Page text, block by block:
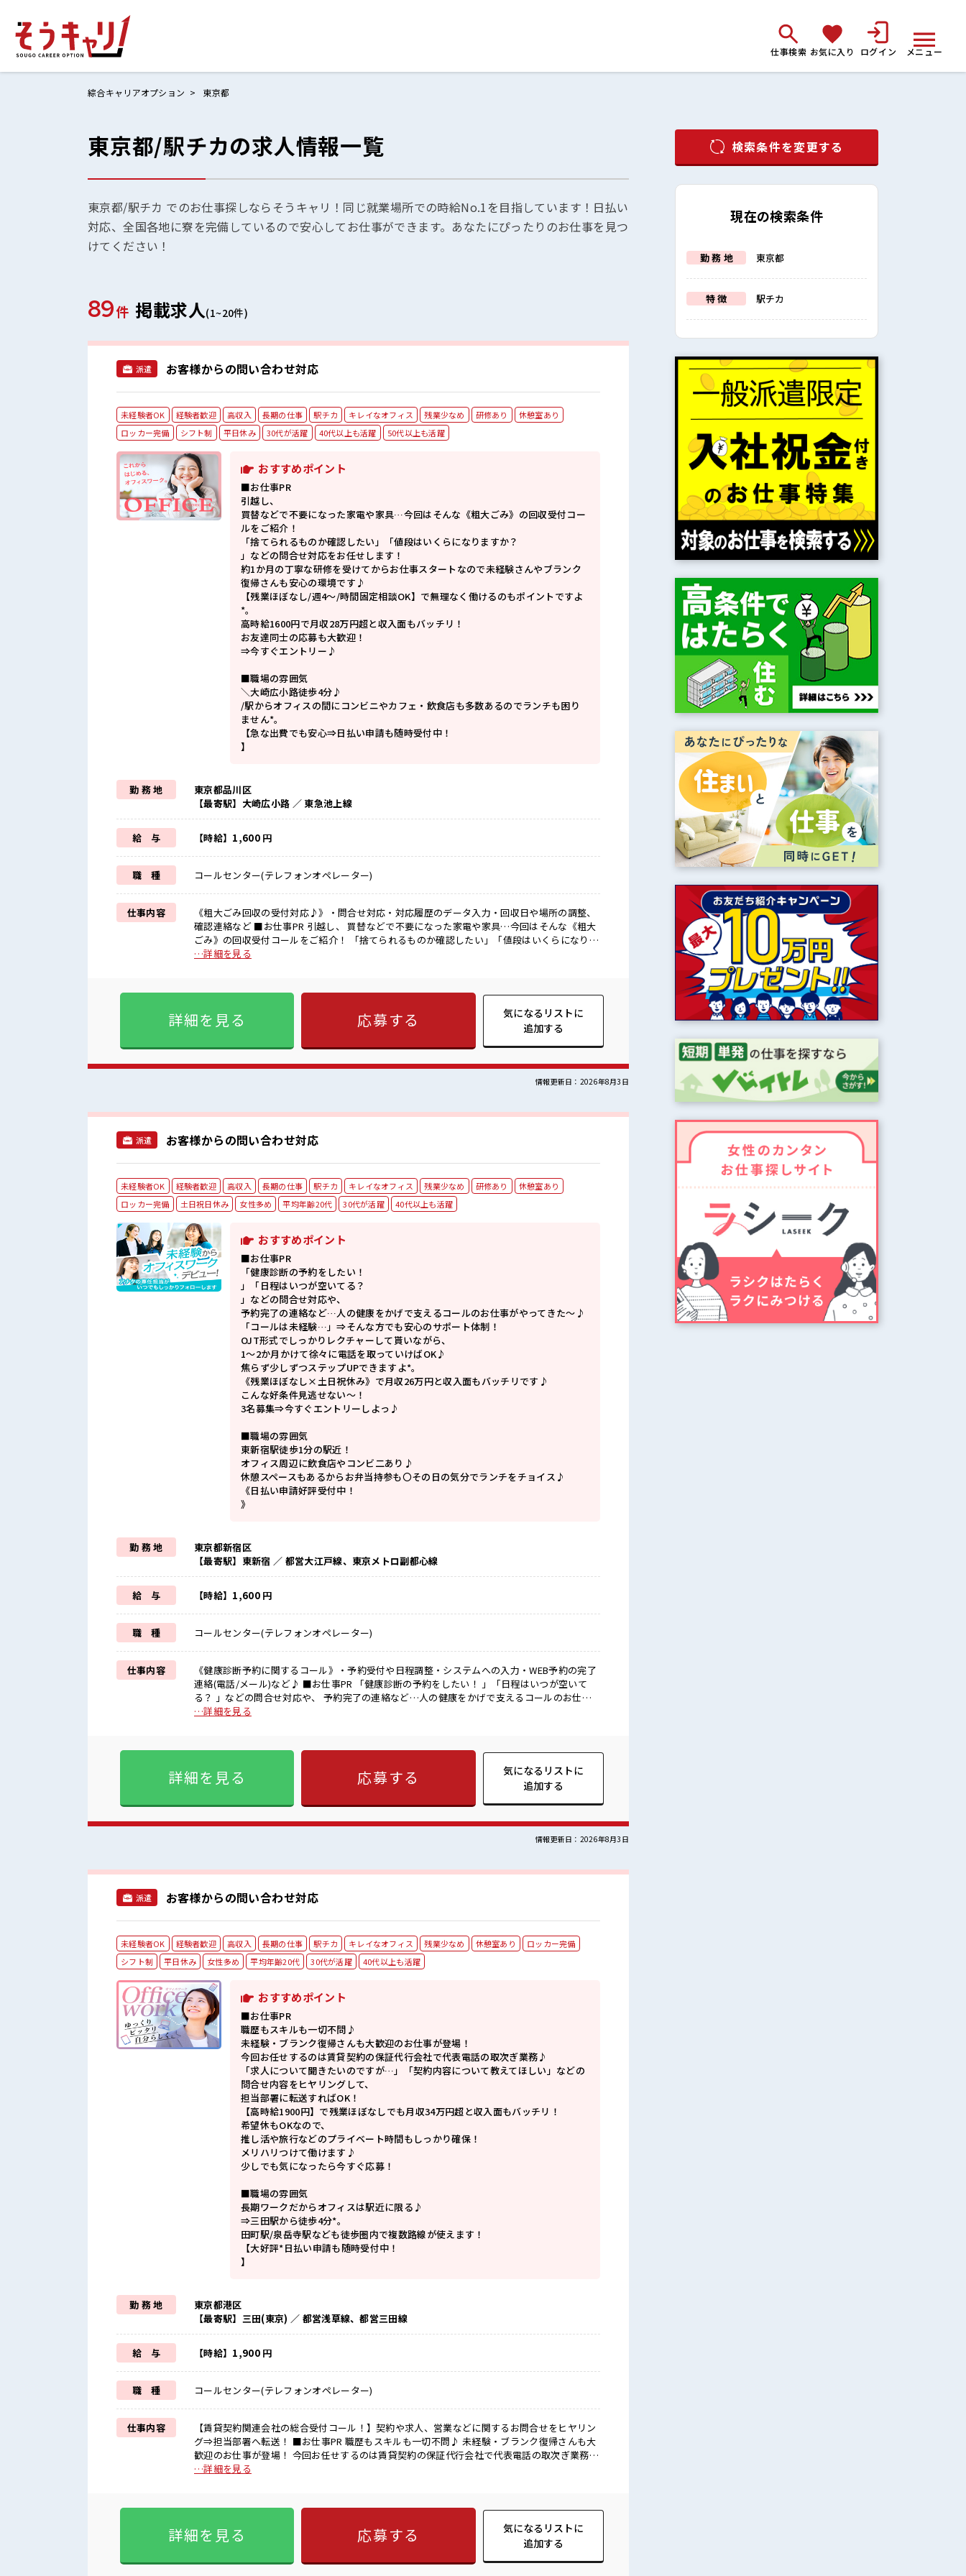
仕事検索 お気に入り ログイン メニュー
ホームにもどる
お気に入りリスト
お問い合わせ
綜合キャリアオプション 東京都
東京都/駅チカの求人情報一覧
東京都/駅チカ でのお仕事探しならそうキャリ！同じ就業場所での時給No.1を目指しています！日払い
対応、全国各地に寮を完備しているので安心してお仕事ができます。あなたにぴったりのお仕事を見つ
けてください！
89件 掲載求人(1~20件)
派遣 お客様からの問い合わせ対応
未経験者OK 経験者歓迎 高収入 長期の仕事 駅チカ キレイなオフィス 残業少なめ 研修あり
休憩室あり
ロッカー完備
シフト制 平日休み 30代が活躍 40代以上も活躍 50代以上も活躍
おすすめポイント
■お仕事PR
引越し、
買替などで不要になった家電や家具…今回はそんな《粗大ごみ》の回収受付コー
ルをご紹介！
「捨てられるものか確認したい」「値段はいくらになりますか？
」などの問合せ対応をお任せします！
約1か月の丁寧な研修を受けてからお仕事スタートなので未経験さんやブランク
復帰さんも安心の環境です♪
【残業ほぼなし/週4～/時間固定相談OK】で無理なく働けるのもポイントですよ
*。
高時給1600円で月収28万円超と収入面もバッチリ！
お友達同士の応募も大歓迎！
⇒今すぐエントリー♪
■職場の雰囲気
＼大崎広小路徒歩4分♪
/駅からオフィスの間にコンビニやカフェ・飲食店も多数あるのでランチも困り
ません*。
【急な出費でも安心⇒日払い申請も随時受付中！
】
勤 務 地
東京都品川区
【最寄駅】大崎広小路 ／ 東急池上線
給 与 【時給】1,600 円
職 種 コールセンター(テレフォンオペレーター)
仕事内容
《粗大ごみ回収の受付対応♪》・問合せ対応・対応履歴のデータ入力・回収日や場所の調整、
確認連絡など ■お仕事PR 引越し、 買替などで不要になった家電や家具…今回はそんな《粗大
ごみ》の回収受付コールをご紹介！ 「捨てられるものか確認したい」「値段はいくらになりま
すか？ 」などの問合せ対応をお任せします！ 約1か月の丁寧な研修を受けてからお仕事スター
バッチリ！ お友達同士の応募も大歓迎！ ⇒今すぐエントリー♪ ■職場の雰囲気 ＼大崎広小路
徒歩4分♪ /駅からオフィスの間にコンビニやカフェ・飲食店も多数あるのでランチも困りませ
ん*。 【急な出費でも安心⇒日払い申請も随時受付中！ 】
…詳細を見る
詳細を見る 応募する
気になるリストに
追加する
情報更新日：2026年8月3日
派遣 お客様からの問い合わせ対応
未経験者OK 経験者歓迎 高収入 長期の仕事 駅チカ キレイなオフィス 残業少なめ 研修あり
休憩室あり
ロッカー完備
土日祝日休み 女性多め 平均年齢20代 30代が活躍 40代以上も活躍
おすすめポイント
■お仕事PR
「健康診断の予約をしたい！
」「日程はいつが空いてる？
」などの問合せ対応や、
予約完了の連絡など…人の健康をかげで支えるコールのお仕事がやってきた～♪
「コールは未経験…」⇒そんな方でも安心のサポート体制！
OJT形式でしっかりレクチャーして貰いながら、
1～2か月かけて徐々に電話を取っていけばOK♪
焦らず少しずつステップUPできますよ*。
《残業ほぼなし×土日祝休み》で月収26万円と収入面もバッチリです♪
こんな好条件見逃せない～！
3名募集⇒今すぐエントリーしよっ♪
■職場の雰囲気
東新宿駅徒歩1分の駅近！
オフィス周辺に飲食店やコンビ二あり♪
休憩スペースもあるからお弁当持参も〇その日の気分でランチをチョイス♪
《日払い申請好評受付中！
》
勤 務 地
東京都新宿区
【最寄駅】東新宿 ／ 都営大江戸線、東京メトロ副都心線
給 与 【時給】1,600 円
職 種 コールセンター(テレフォンオペレーター)
仕事内容
《健康診断予約に関するコール》・予約受付や日程調整・システムへの入力・WEB予約の完了
連絡(電話/メール)など♪ ■お仕事PR 「健康診断の予約をしたい！ 」「日程はいつが空いて
る？ 」などの問合せ対応や、 予約完了の連絡など…人の健康をかげで支えるコールのお仕事
がやってきた～♪ 「コールは未経験…」⇒そんな方でも安心のサポート体制！ OJT形式でしっ
リです♪ こんな好条件見逃せない～！ 3名募集⇒今すぐエントリーしよっ♪ ■職場の雰囲気
東新宿駅徒歩1分の駅近！ オフィス周辺に飲食店やコンビ二あり♪ 休憩スペースもあるからお
弁当持参も〇その日の気分でランチをチョイス♪ 《日払い申請好評受付中！ 》
…詳細を見る
詳細を見る 応募する
気になるリストに
追加する
情報更新日：2026年8月3日
派遣 お客様からの問い合わせ対応
未経験者OK 経験者歓迎 高収入 長期の仕事 駅チカ キレイなオフィス 残業少なめ 休憩室あり
ロッカー完備
シフト制
平日休み 女性多め 平均年齢20代 30代が活躍 40代以上も活躍
おすすめポイント
■お仕事PR
職歴もスキルも一切不問♪
未経験・ブランク復帰さんも大歓迎のお仕事が登場！
今回お任せするのは賃貸契約の保証代行会社で代表電話の取次ぎ業務♪
「求人について聞きたいのですが…」「契約内容について教えてほしい」などの
問合せ内容をヒヤリングして、
担当部署に転送すればOK！
【高時給1900円】で残業ほぼなしでも月収34万円超と収入面もバッチリ！
希望休もOKなので、
推し活や旅行などのプライベート時間もしっかり確保！
メリハリつけて働けます♪
少しでも気になったら今すぐ応募！
■職場の雰囲気
長期ワークだからオフィスは駅近に限る♪
⇒三田駅から徒歩4分*。
田町駅/泉岳寺駅なども徒歩圏内で複数路線が使えます！
【大好評*日払い申請も随時受付中！
】
勤 務 地
東京都港区
【最寄駅】三田(東京) ／ 都営浅草線、都営三田線
給 与 【時給】1,900 円
職 種 コールセンター(テレフォンオペレーター)
仕事内容
【賃貸契約関連会社の総合受付コール！】契約や求人、営業などに関するお問合せをヒヤリン
グ⇒担当部署へ転送！ ■お仕事PR 職歴もスキルも一切不問♪ 未経験・ブランク復帰さんも大
歓迎のお仕事が登場！ 今回お任せするのは賃貸契約の保証代行会社で代表電話の取次ぎ業務♪
「求人について聞きたいのですが…」「契約内容について教えてほしい」などの問合せ内容を
かり確保！ メリハリつけて働けます♪ 少しでも気になったら今すぐ応募！ ■職場の雰囲気 長
期ワークだからオフィスは駅近に限る♪ ⇒三田駅から徒歩4分*。 田町駅/泉岳寺駅なども徒歩
圏内で複数路線が使えます！ 【大好評*日払い申請も随時受付中！ 】
…詳細を見る
詳細を見る 応募する
気になるリストに
追加する
検索条件を変更する
現在の検索条件
勤 務 地 東京都
特 徴 駅チカ